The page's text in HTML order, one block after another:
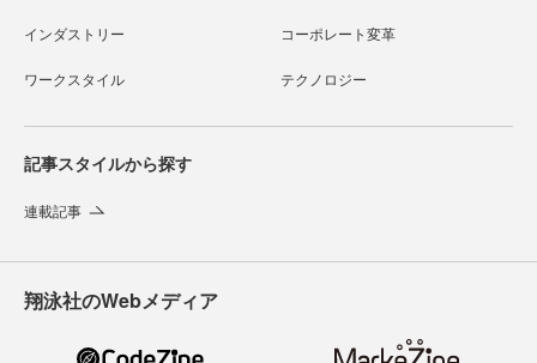
インダストリー コーポレート変革
ワークスタイル テクノロジー
記事スタイルから探す
連載記事
翔泳社のWebメディア